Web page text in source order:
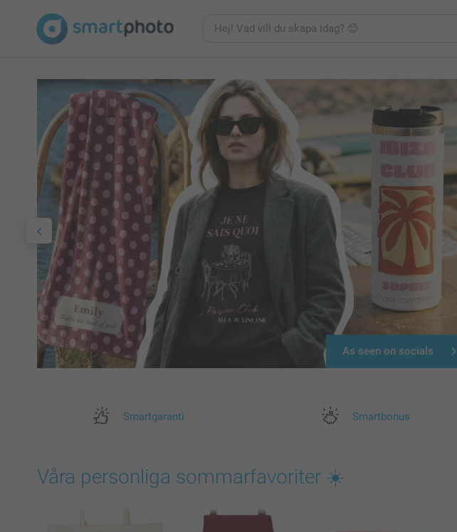
As seen on socials
Smartgaranti Smartbonus
Våra personliga sommarfavoriter ☀️